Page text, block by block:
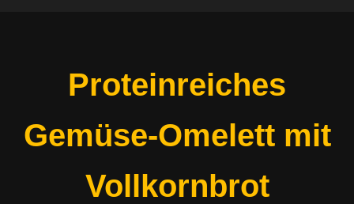
Proteinreiches
Gemüse-Omelett mit
Vollkornbrot